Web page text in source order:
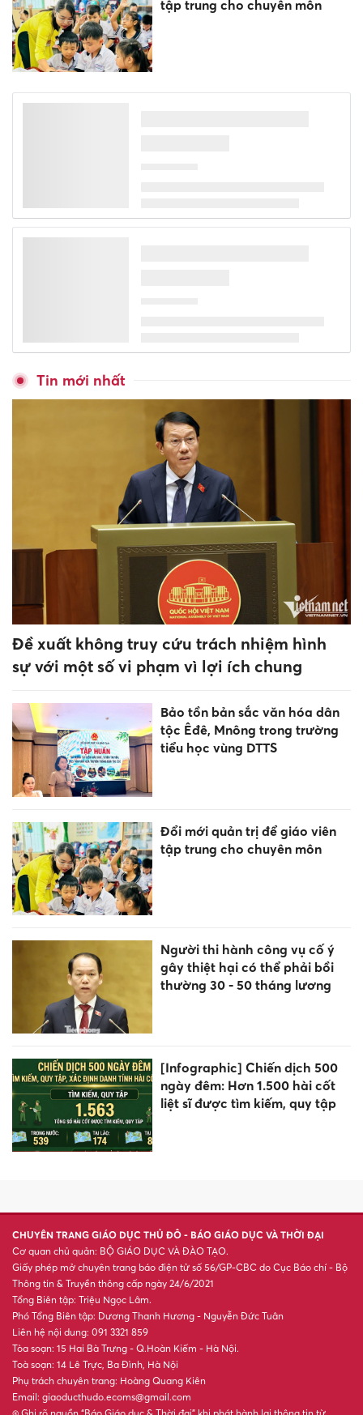
tập trung cho chuyên môn
Tin mới nhất
Đề xuất không truy cứu trách nhiệm hình
sự với một số vi phạm vì lợi ích chung
Bảo tồn bản sắc văn hóa dân
tộc Êđê, Mnông trong trường
tiểu học vùng DTTS
Đổi mới quản trị để giáo viên
tập trung cho chuyên môn
Người thi hành công vụ cố ý
gây thiệt hại có thể phải bồi
thường 30 - 50 tháng lương
[Infographic] Chiến dịch 500
ngày đêm: Hơn 1.500 hài cốt
liệt sĩ được tìm kiếm, quy tập
CHUYÊN TRANG GIÁO DỤC THỦ ĐÔ - BÁO GIÁO DỤC VÀ THỜI ĐẠI
Cơ quan chủ quản: BỘ GIÁO DỤC VÀ ĐÀO TẠO.
Giấy phép mở chuyên trang báo điện tử số 56/GP-CBC do Cục Báo chí - Bộ
Thông tin & Truyền thông cấp ngày 24/6/2021
Tổng Biên tập: Triệu Ngọc Lâm.
Phó Tổng Biên tập: Dương Thanh Hương - Nguyễn Đức Tuân
Liên hệ nội dung: 091 3321 859
Tòa soạn: 15 Hai Bà Trưng - Q.Hoàn Kiếm - Hà Nội.
Toà soạn: 14 Lê Trực, Ba Đình, Hà Nội
Phụ trách chuyên trang: Hoàng Quang Kiên
Email: giaoducthudo.ecoms@gmail.com